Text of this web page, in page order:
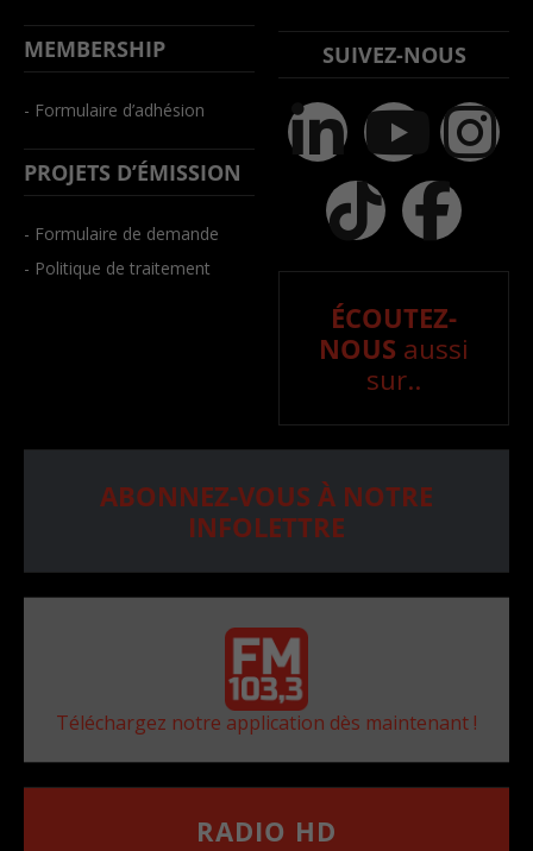
MEMBERSHIP
- Formulaire d’adhésion
PROJETS D’ÉMISSION
- Formulaire de demande
- Politique de traitement
SUIVEZ-NOUS
ÉCOUTEZ-
NOUS aussi
sur..
ABONNEZ-VOUS À NOTRE
INFOLETTRE
Téléchargez notre application dès maintenant !
RADIO HD